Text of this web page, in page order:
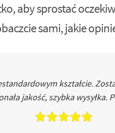
aby sprostać
sami, jakie
kształcie.
jakość, szybka wysyłka.